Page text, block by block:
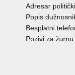
Adresar
Popis
Besplatni
Pozivi za